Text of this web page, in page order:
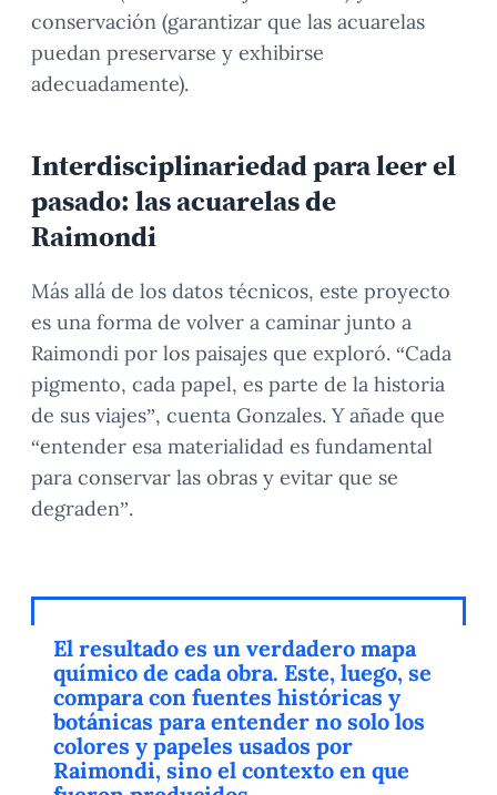
conservación (garantizar que las acuarelas
puedan preservarse y exhibirse
adecuadamente).
Interdisciplinariedad para leer el
pasado: las acuarelas de
Raimondi
Más allá de los datos técnicos, este proyecto
es una forma de volver a caminar junto a
Raimondi por los paisajes que exploró. “Cada
pigmento, cada papel, es parte de la historia
de sus viajes”, cuenta Gonzales. Y añade que
“entender esa materialidad es fundamental
para conservar las obras y evitar que se
degraden”.
El resultado es un verdadero mapa
químico de cada obra. Este, luego, se
compara con fuentes históricas y
botánicas para entender no solo los
colores y papeles usados por
Raimondi, sino el contexto en que